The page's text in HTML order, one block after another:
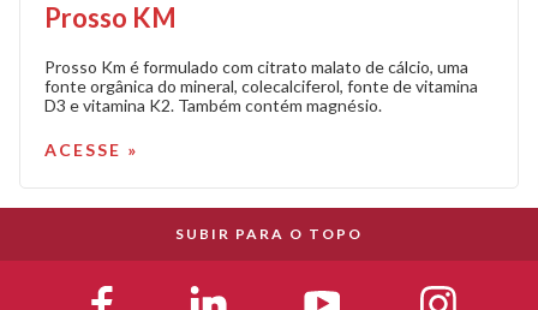
Prosso KM
Prosso Km é formulado com citrato malato de cálcio, uma
fonte orgânica do mineral, colecalciferol, fonte de vitamina
D3 e vitamina K2. Também contém magnésio.
ACESSE »
SUBIR PARA O TOPO